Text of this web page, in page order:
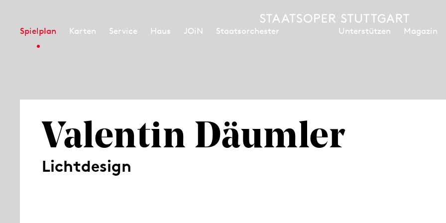
Spielplan Karten Service Haus JOiN Staatsorchester Unterstützen Magazin
Valentin Däumler
Lichtdesign